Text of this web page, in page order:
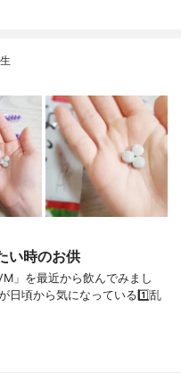
い時のお供
」を最近から飲んでみまし
日頃から気になっている1️⃣乱